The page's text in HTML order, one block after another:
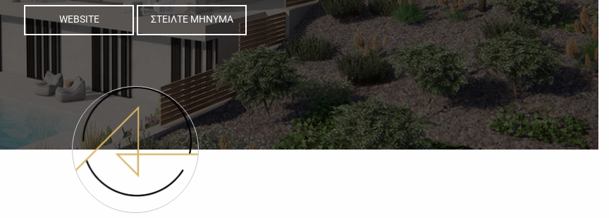
WEBSITE ΣΤΕΙΛΤΕ ΜΗΝΥΜΑ